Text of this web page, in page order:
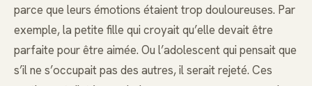
parce que leurs émotions étaient trop douloureuses. Par
exemple, la petite fille qui croyait qu’elle devait être
parfaite pour être aimée. Ou l’adolescent qui pensait que
s’il ne s’occupait pas des autres, il serait rejeté. Ces